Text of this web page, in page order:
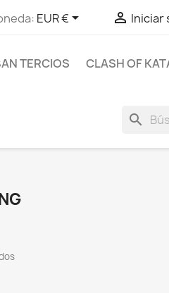
EUR €  Iniciar
TERCIOS CLASH OF
search